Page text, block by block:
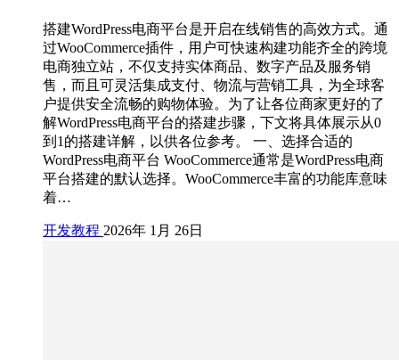
搭建WordPress电商平台是开启在线销售的高效方式。通
过WooCommerce插件，用户可快速构建功能齐全的跨境
电商独立站，不仅支持实体商品、数字产品及服务销
售，而且可灵活集成支付、物流与营销工具，为全球客
户提供安全流畅的购物体验。为了让各位商家更好的了
解WordPress电商平台的搭建步骤，下文将具体展示从0
到1的搭建详解，以供各位参考。 一、选择合适的
WordPress电商平台 WooCommerce通常是WordPress电商
平台搭建的默认选择。WooCommerce丰富的功能库意味
着…
开发教程 2026年 1月 26日